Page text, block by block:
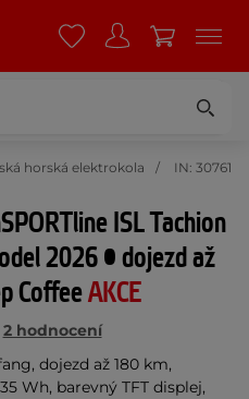
horská elektrokola IN: 30761
ISL Tachion
2026 • dojezd až
CoffeeAKCE
2 hodnocení
dojezd až 180 km,
Wh, barevný TFT displej,